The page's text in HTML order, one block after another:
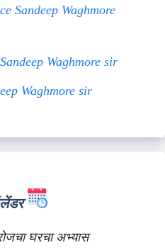
Sandeep Waghmore
Waghmore sir
Waghmore sir
घरचा अभ्यास